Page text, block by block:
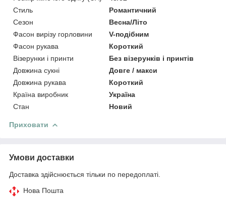
Стиль
Романтичний
Сезон
Весна/Літо
Фасон вирізу горловини
V-подібним
Фасон рукава
Короткий
Візерунки і принти
Без візерунків і принтів
Довжина сукні
Довге / макси
Довжина рукава
Короткий
Країна виробник
Україна
Стан
Новий
Приховати
Умови доставки
Доставка здійснюється тільки по передоплаті.
Нова Пошта